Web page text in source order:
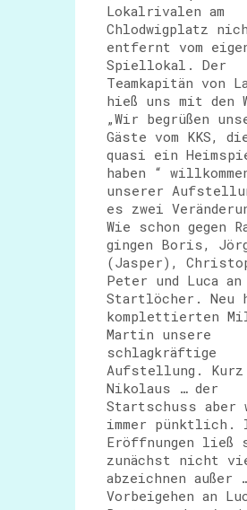
Lokalrivalen am
Chlodwigplatz
entfernt vom
Spiellokal. Der
Teamkapitän von
hieß uns mit den
„Wir begrüßen
Gäste vom KKS,
quasi ein
haben “
unserer
es zwei
Wie schon gegen
gingen Boris,
(Jasper),
Peter und Luca
Startlöcher. Neu
komplettierten
Martin unsere
schlagkräftige
Aufstellung.
Nikolaus … der
Startschuss aber
immer pünktlich.
Eröffnungen ließ
zunächst nicht
abzeichnen außer
Vorbeigehen an